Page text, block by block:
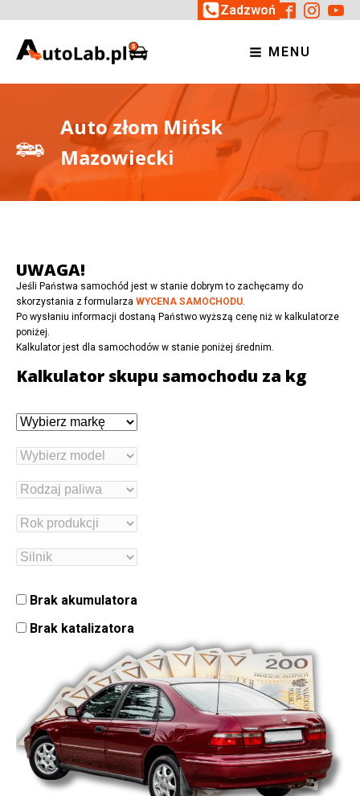
Zadzwoń
MENU
Auto złom Mińsk
Mazowiecki
UWAGA!
Jeśli Państwa samochód jest w stanie dobrym to zachęcamy do
skorzystania z formularza WYCENA SAMOCHODU.
Po wysłaniu informacji dostaną Państwo wyższą cenę niż w kalkulatorze
poniżej.
Kalkulator jest dla samochodów w stanie poniżej średnim.
Kalkulator skupu samochodu za kg
Brak akumulatora
Brak katalizatora